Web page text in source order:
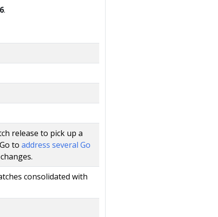
.
release to pick up a
to address several Go
consolidated with